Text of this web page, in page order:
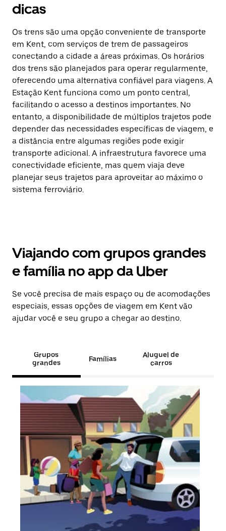
dicas
Os trens são uma opção conveniente de transporte
em Kent, com serviços de trem de passageiros
conectando a cidade a áreas próximas. Os horários
dos trens são planejados para operar regularmente,
oferecendo uma alternativa confiável para viagens. A
Estação Kent funciona como um ponto central,
facilitando o acesso a destinos importantes. No
entanto, a disponibilidade de múltiplos trajetos pode
depender das necessidades específicas de viagem, e
a distância entre algumas regiões pode exigir
transporte adicional. A infraestrutura favorece uma
conectividade eficiente, mas quem viaja deve
planejar seus trajetos para aproveitar ao máximo o
sistema ferroviário.
Viajando com grupos grandes
e família no app da Uber
Se você precisa de mais espaço ou de acomodações
especiais, essas opções de viagem em Kent vão
ajudar você e seu grupo a chegar ao destino.
Grupos
grandes
Famílias
Aluguel de
carros